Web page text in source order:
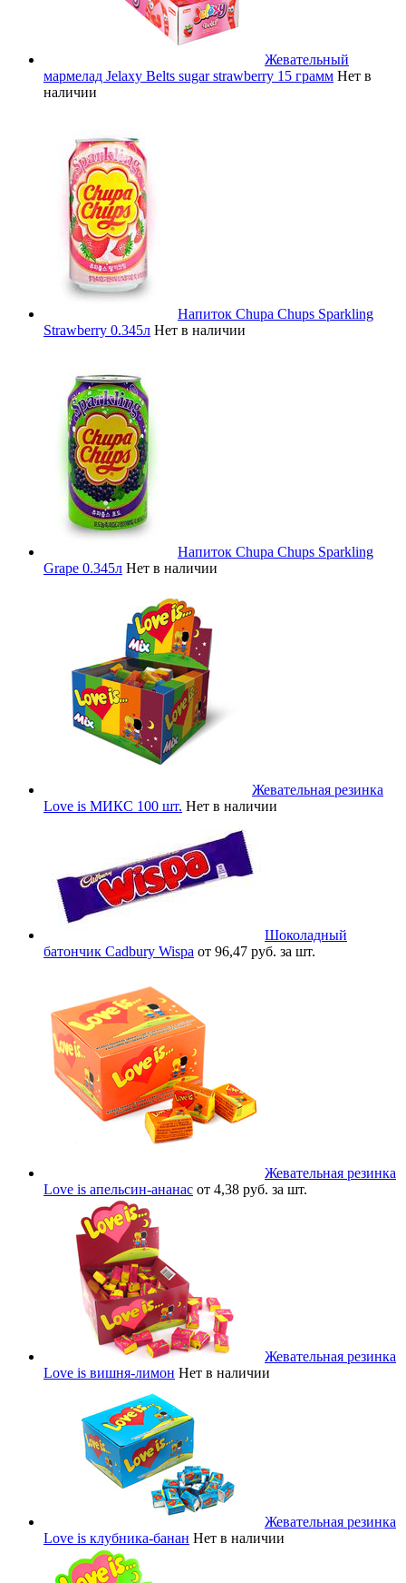
Жевательный
мармелад Jelaxy Belts sugar strawberry 15 грамм Нет в
наличии
Напиток Chupa Chups Sparkling
Strawberry 0.345л Нет в наличии
Напиток Chupa Chups Sparkling
Grape 0.345л Нет в наличии
Жевательная резинка
Love is МИКС 100 шт. Нет в наличии
Шоколадный
батончик Cadbury Wispa от 96,47 руб. за шт.
Жевательная резинка
Love is апельсин-ананас от 4,38 руб. за шт.
Жевательная резинка
Love is вишня-лимон Нет в наличии
Жевательная резинка
Love is клубника-банан Нет в наличии